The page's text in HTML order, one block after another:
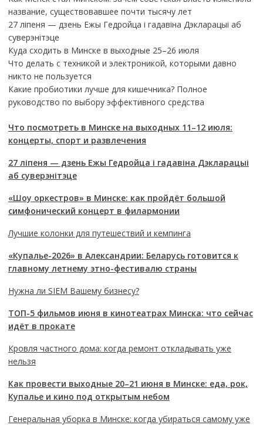
название, существовавшее почти тысячу лет
27 ліпеня — дзень Ежы Гедройца і гадавіна Дэкларацыі аб
суверэнітэце
Куда сходить в Минске в выходные 25–26 июля
Что делать с техникой и электроникой, которыми давно
никто не пользуется
Какие пробиотики лучше для кишечника? Полное
руководство по выбору эффективного средства
Что посмотреть в Минске на выходных 11–12 июля:
концерты, спорт и развлечения
27 ліпеня — дзень Ежы Гедройца і гадавіна Дэкларацыі
аб суверэнітэце
«Шоу оркестров» в Минске: как пройдёт большой
симфонический концерт в филармонии
Лучшие колонки для путешествий и кемпинга
«Купалье-2026» в Александрии: Беларусь готовится к
главному летнему этно-фестивалю страны
Нужна ли SIEM Вашему бизнесу?
ТОП-5 фильмов июня в кинотеатрах Минска: что сейчас
идёт в прокате
Кровля частного дома: когда ремонт откладывать уже
нельзя
Как провести выходные 20–21 июня в Минске: еда, рок,
Купалье и кино под открытым небом
Генеральная уборка в Минске: когда убираться самому уже